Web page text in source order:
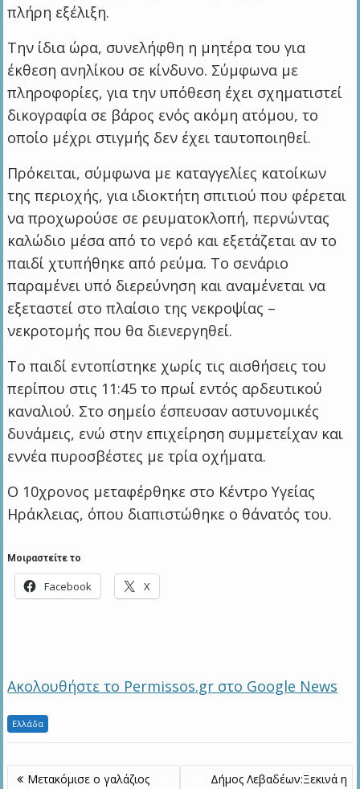
πλήρη εξέλιξη.
Την ίδια ώρα, συνελήφθη η μητέρα του για
έκθεση ανηλίκου σε κίνδυνο. Σύμφωνα με
πληροφορίες, για την υπόθεση έχει σχηματιστεί
δικογραφία σε βάρος ενός ακόμη ατόμου, το
οποίο μέχρι στιγμής δεν έχει ταυτοποιηθεί.
Πρόκειται, σύμφωνα με καταγγελίες κατοίκων
της περιοχής, για ιδιοκτήτη σπιτιού που φέρεται
να προχωρούσε σε ρευματοκλοπή, περνώντας
καλώδιο μέσα από το νερό και εξετάζεται αν το
παιδί χτυπήθηκε από ρεύμα. Το σενάριο
παραμένει υπό διερεύνηση και αναμένεται να
εξεταστεί στο πλαίσιο της νεκροψίας –
νεκροτομής που θα διενεργηθεί.
Το παιδί εντοπίστηκε χωρίς τις αισθήσεις του
περίπου στις 11:45 το πρωί εντός αρδευτικού
καναλιού. Στο σημείο έσπευσαν αστυνομικές
δυνάμεις, ενώ στην επιχείρηση συμμετείχαν και
εννέα πυροσβέστες με τρία οχήματα.
Ο 10χρονος μεταφέρθηκε στο Κέντρο Υγείας
Ηράκλειας, όπου διαπιστώθηκε ο θάνατός του.
Μοιραστείτε το
Facebook X
Ακολουθήστε το Permissos.gr στο Google News
Ελλάδα
Πλοήγηση
Μετακόμισε ο γαλάζιος
Δήμος Λεβαδέων:Ξεκινά η